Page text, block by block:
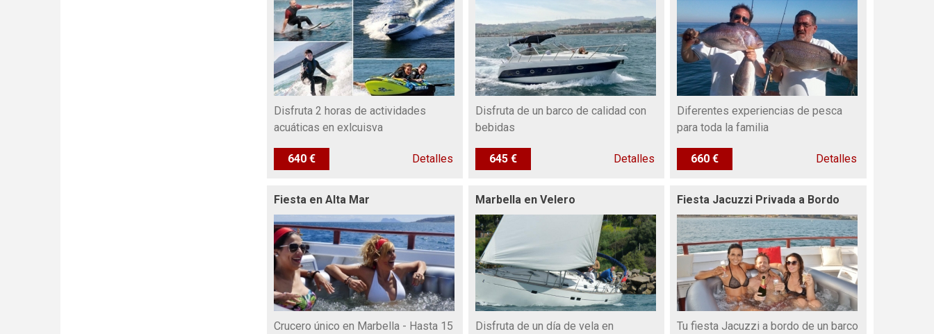
Disfruta 2 horas de actividades
acuáticas en exlcuisva
640 € Detalles
Disfruta de un barco de calidad con
bebidas
645 € Detalles
Diferentes experiencias de pesca
para toda la familia
660 € Detalles
Fiesta en Alta Mar
Crucero único en Marbella - Hasta 15
Marbella en Velero
Disfruta de un día de vela en
Fiesta Jacuzzi Privada a Bordo
Tu fiesta Jacuzzi a bordo de un barco